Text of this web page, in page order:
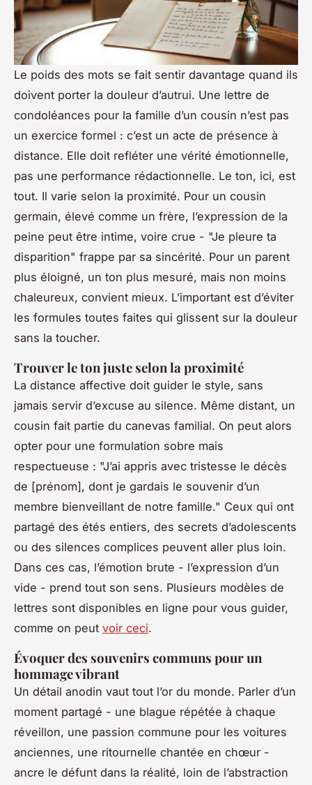
Le poids des mots se fait sentir davantage quand ils
doivent porter la douleur d’autrui. Une lettre de
condoléances pour la famille d’un cousin n’est pas
un exercice formel : c’est un acte de présence à
distance. Elle doit refléter une vérité émotionnelle,
pas une performance rédactionnelle. Le ton, ici, est
tout. Il varie selon la proximité. Pour un cousin
germain, élevé comme un frère, l’expression de la
peine peut être intime, voire crue - "Je pleure ta
disparition" frappe par sa sincérité. Pour un parent
plus éloigné, un ton plus mesuré, mais non moins
chaleureux, convient mieux. L’important est d’éviter
les formules toutes faites qui glissent sur la douleur
sans la toucher.
Trouver le ton juste selon la proximité
La distance affective doit guider le style, sans
jamais servir d’excuse au silence. Même distant, un
cousin fait partie du canevas familial. On peut alors
opter pour une formulation sobre mais
respectueuse : "J’ai appris avec tristesse le décès
de [prénom], dont je gardais le souvenir d’un
membre bienveillant de notre famille." Ceux qui ont
partagé des étés entiers, des secrets d’adolescents
ou des silences complices peuvent aller plus loin.
Dans ces cas, l’émotion brute - l’expression d’un
vide - prend tout son sens. Plusieurs modèles de
lettres sont disponibles en ligne pour vous guider,
comme on peut voir ceci.
Évoquer des souvenirs communs pour un
hommage vibrant
Un détail anodin vaut tout l’or du monde. Parler d’un
moment partagé - une blague répétée à chaque
réveillon, une passion commune pour les voitures
anciennes, une ritournelle chantée en chœur -
ancre le défunt dans la réalité, loin de l’abstraction